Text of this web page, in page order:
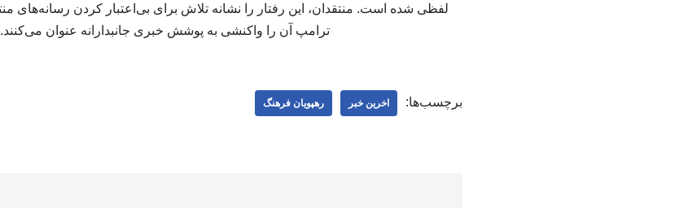
لفظی شده است. منتقدان، این رفتار را نشانه تلاش برای بی‌اعتبار کردن رسانه‌های
ترامپ آن را واکنشی به پوشش خبری جانبدارانه عنوان می‌کنند.
برچسب‌ها: اخرین خبر رهپویان فرهنگ